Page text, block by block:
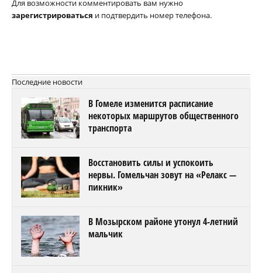
Для возможности комментировать вам нужно
зарегистрироваться и подтвердить номер телефона.
Последние новости
В Гомеле изменится расписание
некоторых маршрутов общественного
транспорта
Восстановить силы и успокоить
нервы. Гомельчан зовут на «Релакс —
пикник»
В Мозырском районе утонул 4-летний
мальчик